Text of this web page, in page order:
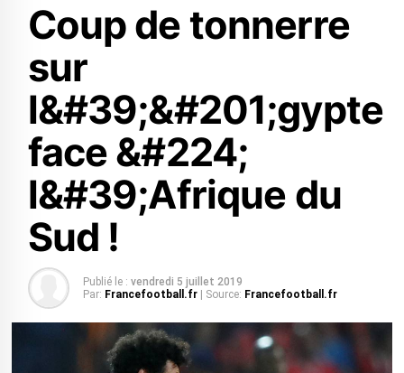
Coup de tonnerre
sur
l&#39;&#201;gypte
face &#224;
l&#39;Afrique du
Sud !
Publié le : vendredi 5 juillet 2019
Par: Francefootball.fr | Source: Francefootball.fr